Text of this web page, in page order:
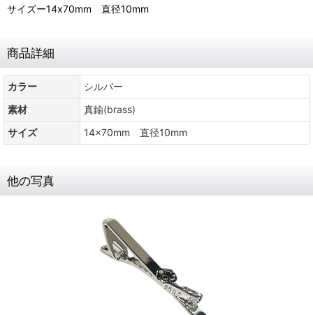
サイズー14x70mm 直径10mm
商品詳細
カラー
シルバー
素材
真鍮(brass)
サイズ
14x70mm 直径10mm
他の写真